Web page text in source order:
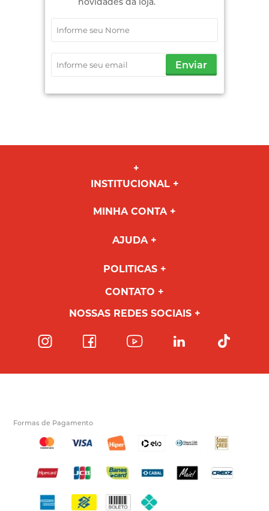
Enviar
INSTITUCIONAL
MINHA CONTA
AJUDA
POLITICAS
CONTATO
NOSSAS REDES SOCIAIS
Formas de Pagamento